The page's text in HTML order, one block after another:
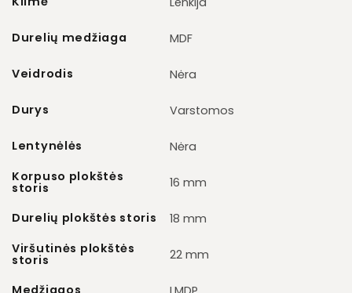
Durelių medžiaga MDF
Veidrodis Nėra
Durys Varstomos
Lentynėlės
Nėra
Korpuso plokštės
storis 16 mm
Durelių plokštės storis
18 mm
Viršutinės plokštės
storis 22 mm
Medžiagos